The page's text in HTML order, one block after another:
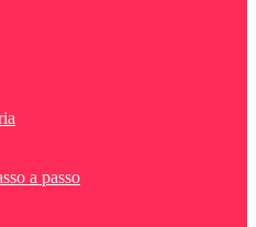
a passo